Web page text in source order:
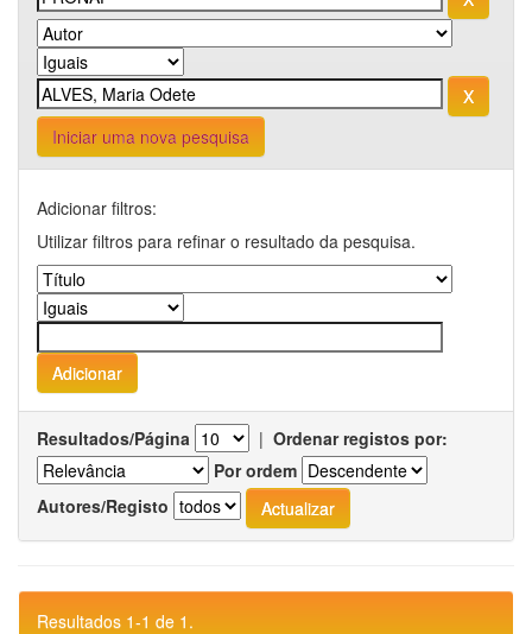
Iniciar uma nova pesquisa
Adicionar filtros:
Utilizar filtros para refinar o resultado da pesquisa.
Resultados/Página | Ordenar registos por:
Por ordem
Autores/Registo
Resultados 1-1 de 1.